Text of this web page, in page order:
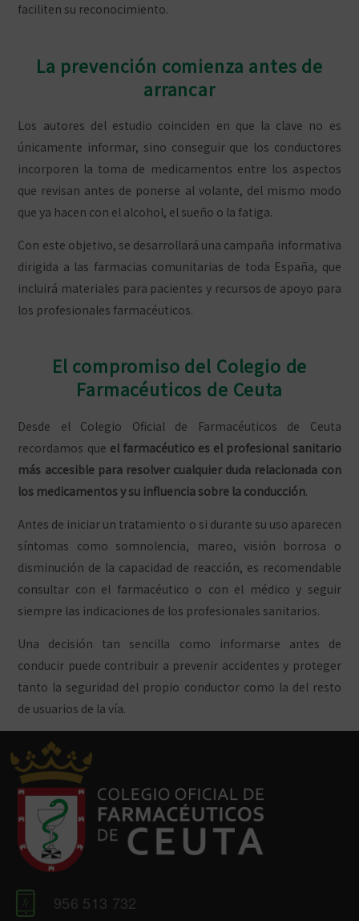
faciliten su reconocimiento.
La prevención comienza antes de
arrancar
Los autores del estudio coinciden en que la clave no es
únicamente informar, sino conseguir que los conductores
incorporen la toma de medicamentos entre los aspectos
que revisan antes de ponerse al volante, del mismo modo
que ya hacen con el alcohol, el sueño o la fatiga.
Con este objetivo, se desarrollará una campaña informativa
dirigida a las farmacias comunitarias de toda España, que
incluirá materiales para pacientes y recursos de apoyo para
los profesionales farmacéuticos.
El compromiso del Colegio de
Farmacéuticos de Ceuta
Desde el Colegio Oficial de Farmacéuticos de Ceuta
recordamos que el farmacéutico es el profesional sanitario
más accesible para resolver cualquier duda relacionada con
los medicamentos y su influencia sobre la conducción.
Antes de iniciar un tratamiento o si durante su uso aparecen
síntomas como somnolencia, mareo, visión borrosa o
disminución de la capacidad de reacción, es recomendable
consultar con el farmacéutico o con el médico y seguir
siempre las indicaciones de los profesionales sanitarios.
Una decisión tan sencilla como informarse antes de
conducir puede contribuir a prevenir accidentes y proteger
tanto la seguridad del propio conductor como la del resto
de usuarios de la vía.
956 513 732